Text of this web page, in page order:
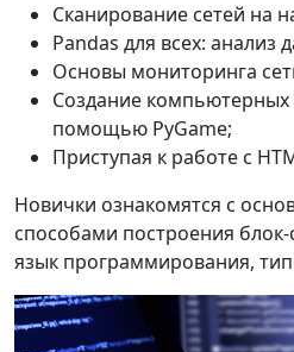
Сканирование сетей на
Pandas для всех: анализ
Основы мониторинга
Создание компьютерных
помощью PyGame;
Приступая к работе с
Новички ознакомятся с
способами построения
язык программирования,